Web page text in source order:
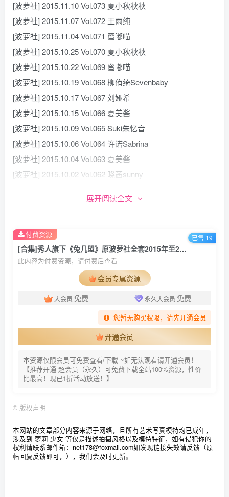
[波萝社] 2015.11.10 Vol.073 夏小秋秋秋
[波萝社] 2015.11.07 Vol.072 王雨纯
[波萝社] 2015.11.04 Vol.071 蜜嘟喵
[波萝社] 2015.10.25 Vol.070 夏小秋秋秋
[波萝社] 2015.10.22 Vol.069 蜜嘟喵
[波萝社] 2015.10.19 Vol.068 柳侑绮Sevenbaby
[波萝社] 2015.10.17 Vol.067 刘娅希
[波萝社] 2015.10.15 Vol.066 夏美酱
[波萝社] 2015.10.09 Vol.065 Suki朱忆音
[波萝社] 2015.10.06 Vol.064 许诺Sabrina
[波萝社] 2015.10.04 Vol.063 夏美酱
[波萝社] 2015.10.02 Vol.062 晓茜sunny
[波萝社] 2015.09.28 Vol.060 刘娅希
[波萝社] 2015.09.20 Vol.058 夏美酱
[波萝社] 2015.09.16 Vol.057 Barbie可儿
[波萝社] 2015.09.11 Vol.056 柳侑绮Sevenbaby
[波萝社] 2015.09.09 Vol.055 夏美酱
[波萝社] 2015.08.31 Vol.054 王雨纯
[波萝社] 2015.08.25 Vol.053 许诺Sabrina
[波萝社] 2015.08.22 Vol.052 柳侑绮Sevenbaby
[波萝社] 2015.08.20 Vol.051 刘娅希
[波萝社] 2015.08.13 Vol.050 Barbie可儿
[波萝社] 2015.08.08 Vol.049 柳侑绮Sevenbaby
[波萝社] 2015.08.03 Vol.047 八宝icey
[波萝社] 2015.07.28 Vol.045 许诺Sabrina
[波萝社] 2015.07.27 Vol.044 柳侑绮Sevenbaby
展开阅读全文
[合集]秀人旗下《兔几盟》原波萝社全套2015年至2018年写真合集001-121(停刊)
此内容为付费资源，请付费后查看
会员专属资源
大会员 免费 永久大会员 免费
您暂无购买权限，请先开通会员
开通会员
本资源仅限会员可免费查看/下载 ~如无法观看请开通会员！
【推荐开通 超会员（永久）可免费下载全站100%资源，性价
比最高！现已1折活动放送！】
付费资源 已售 19
© 版权声明
本网站的文章部分内容来源于网络，且所有艺术写真模特均已成年，
涉及到 萝莉 少女 等仅是描述拍摄风格以及模特特征，如有侵犯你的
权利请联系邮件箱：net178@foxmail.com如发现链接失效请反馈（原
帖回复反馈即可，），我们会及时更新。